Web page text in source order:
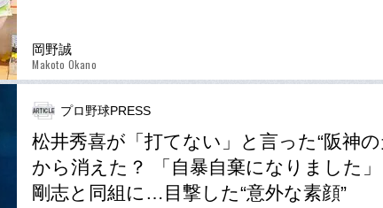
岡野誠
Makoto Okano
プロ野球PRESS
松井秀喜が「打てない」と言った“阪神
から消えた？ 「自暴自棄になりました
剛志と同組に…目撃した“意外な素顔”